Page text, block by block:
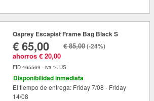
Osprey Escapist Frame Bag Black S
€ 65,00
ahorros € 20,00
€ 85,00(-24%)
FID 465569 - iva % US
Disponibilidad inmediata
El tiempo de entrega: Friday 7/08 - Friday
14/08